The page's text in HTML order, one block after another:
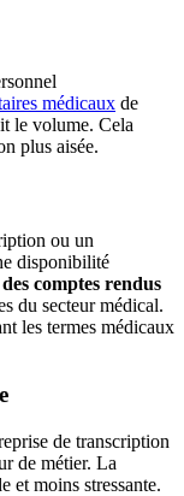
médicaux de
le volume. Cela
plus aisée.
ou un
disponibilité
comptes rendus
du secteur médical.
les termes médicaux
de transcription
de métier. La
et moins stressante.